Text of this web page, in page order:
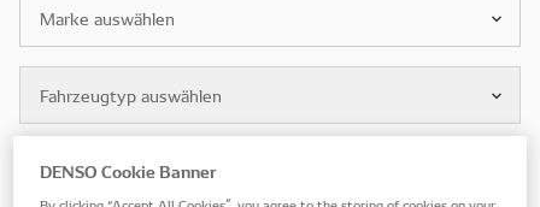
Marke auswählen
Fahrzeugtyp auswählen
Modell auswählen
DENSO Cookie Banner